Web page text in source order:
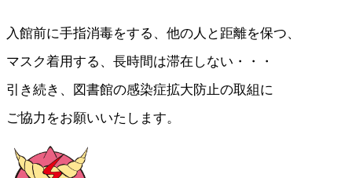
入館前に手指消毒をする、他の人と距離を保つ、
マスク着用する、長時間は滞在しない・・・
引き続き、図書館の感染症拡大防止の取組に
ご協力をお願いいたします。